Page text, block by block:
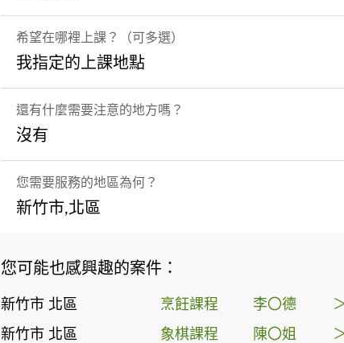
希望在哪裡上課？（可多選）
我指定的上課地點
還有什麼需要注意的地方嗎？
沒有
您需要服務的地區為何？
新竹市,北區
您可能也感興趣的案件：
新竹市 北區 烹飪課程 李〇德
新竹市 北區 象棋課程 陳〇姐